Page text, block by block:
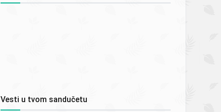
Vesti u tvom sandučetu